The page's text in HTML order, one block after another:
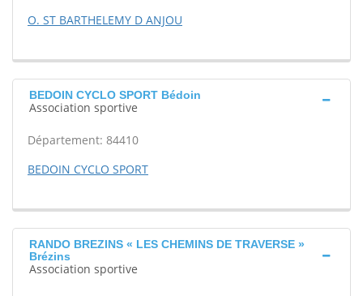
O. ST BARTHELEMY D ANJOU
BEDOIN CYCLO SPORT Bédoin
Association sportive
Département: 84410
BEDOIN CYCLO SPORT
RANDO BREZINS « LES CHEMINS DE TRAVERSE »
Brézins
Association sportive